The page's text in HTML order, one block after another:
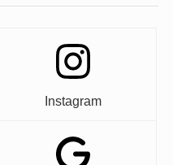
Instagram